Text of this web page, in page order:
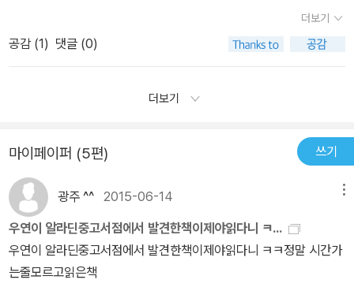
람들인데 왜 한가지 밖에 보지 못했는지 미안할 따름이다. 게다가 우
리와 비슷한 구석도 있지 않은가. 한 겨울에 연날리기를 하고, 간식으
로 오디를 먹는 모습 말이다. 이 기회에 아프가니스탄이라는 나라에
인』을 언급했다. 할레드 호세이니와 이창래는 어릴적에 미국으로 건
다. 그러나 이창래가 미국으로 건너간 것은 할레드 호세이니보다 훨
씬 어릴적, 그러니까 한국에 대한 그 어떤 기억도 가질 수 었었던 3살
때였다. 역자는 그가 소설에서 한국의 모습에 대해 잘못 묘사하고 있
다고 아쉬워했지만, 그에게는 어쩔 수 없는 일이었을 것이다. 일부러
한국에 대한 기억을 간직하고 있는 사람에게 물어보거나 조사해 볼
수도 있었겠지만, 그렇게 했다면 더 어색한 이야기가 되지 않았을까.
의 결함에 대해서도 알게 된 것이다. p.55나는 겁쟁이였기 때문에 도
망쳤다. 아세프가 무서웠고 그가 내게 할 짓이 두려웠다. 상처받을 것
이 두려웠다. 골목의 하산에게서 등을 돌리면서 나는 나 자신에게 그
렇게 변명했다. 나는 나 자신에게 그렇게 믿게 만들었다. 사실 나는 비
세상에 공짜는 없다'는 아세프의 말이 옳다는 것이다. 어쩌면 하산은
바바의 마음을 얻기 위해 내가 치러야만 하는 대가이자 내가 죽여야
만 하는 양이었다. 그것이 공정한 대가였을까? 그 대답이 나도 모르
는 사이에 의식 속에 떠올랐다. 그는 단지 하자라인에 불과했다. 그렇
지 않은가? p.121'아니요, 소라야. 전혀 아니에요. 당신이 해준 이야
기 때문에 바뀌는 것은 아무것도 없어요. 우리가 결혼하면 좋겠어
요.'그녀가 다시 울음을 터뜨렸다.나는 그녀가 부러웠다. 그녀는 비밀
신의 생각)을 받는다. 그러나 아버지의 잘못된 인연으로 인한 이복동
생 하산의 아들 소랍을 자신의 아들로 입양하는데, 여러 가지 충격으
로 정서가 불안정한 소랍의 마음을 쉽게 얻지 못해 힘들어한다.이 모
무거워지는 이유가 바로 이 인연의 바퀴에 여러가지 인연이 달라붙기
놀랐다. 직업이 의사이니 얼마나 바쁘고 정신적으로 건조한 삶이겠는
가! 그럼에도 이렇듯 생생한 표현과 내면의 감성을 잘 묘사한 점이 놀
랍기 그지없다. 호세이니라는 이 작가 덕분에 아프가니스탄의 현대사
가 영화를 보듯 생생히 각인되었다.왕정이 공화정으로 바뀌고, 1978
년엔 쿠데타가 일어나고, 1979년에는 소련이 침공하여 아프가니스
탄의 정권을 장악한 일. 10년 뒤 제네바 평화협정으로 소련이 물러난
부가 전복되지 않았다면, 경제가 발전하고 수니파와 시아파 사람들은
나름대로 공존하며 살고 있는 나라, 아미르가 동경하던 이란처럼 강
생의 소중한 보석임이 틀림없다. 당연한 이야기지만, 아미르가 하산
가 보였겠지만 누구나 10세 전후에는 후회할 일을 많이 한다. 물론 성
인이 되고도 수없이 반복되는 비이성적 행동들을 설명하지는 쉽지 않
지만...중반부에서는 아프가니스탄 이민자들의 미국생활을 통해서 그
들의 문화를 조금은 이해할 수 있기도 했다. 상처받은 인간들이 스스
로 그리고 여럿이 힘을 합하여 생활방식을 이어가는 글들이 참으로
묘하게 다가왔다. 과연 나에게도 그들과 같은, 아니 바로 옆방에 계시
는 아버지께서 살아오신 험한 인생을 나도 유연하게 이겨낼 수 있을
가장 정감이 가는 인물이었다. 너무 어린 나이에 많은 일을 겪어서 인
지 상처도 쉽게 받고, 겁도 많고, 의심도 많았지만, 그 누구 보다도 여
린속을 갖고있었을테니깐. 그리고 같은 시대를 살았지만, 너무나도
다른 삶을 살 수 밖에 없었던 하산과 아미르의 이야기도 안타까움을
가 바바와 같은 성격이 되질 못해서 막연한 동경인지 바바의 성격이
너무 마음에 들었다. 겉은 so cool 하지만 마음마은 그누구보다 so
hot 했던 인물. 바바의 모습이 너무 인간미 넘치고 멋있었기 때문에,
그리고 죽는 순간까지도 간직해야했던 비밀로 인해 평생 속죄를 하며
살았던 모습이 참 안쓰러웠다.나름 세계사에 관심이 많고, 특히 이슬
람 문화권에 대한 흥미를 갖고있지만 여전히 나의 배경지식이 부족하
다는 생각이 들어 아쉬움이 남았다. 그리고 역시 성장소설이 읽고 나
더보기
공감 (1) 댓글 (0)
더보기
마이페이퍼 (5편) 쓰기
광주 ^^ 2015-06-14
우연이 알라딘중고서점에서 발견한책이제야읽다니 ㅋ...
우연이 알라딘중고서점에서 발견한책이제야읽다니 ㅋㅋ정말 시간가
는줄모르고읽은책